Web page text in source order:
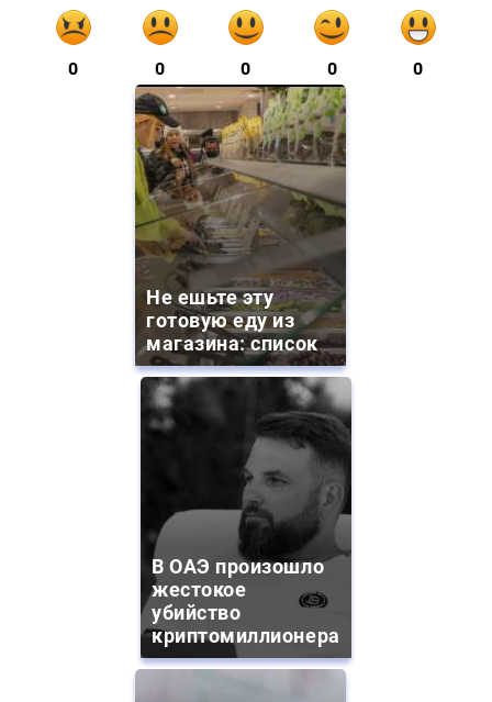
0 0 0 0 0
Не ешьте эту
готовую еду из
магазина: список
В ОАЭ произошло
жестокое
убийство
криптомиллионера